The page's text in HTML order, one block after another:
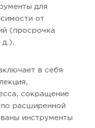
для
от
(просрочка
д.).
в себя
сокращение
расширенной
инструменты